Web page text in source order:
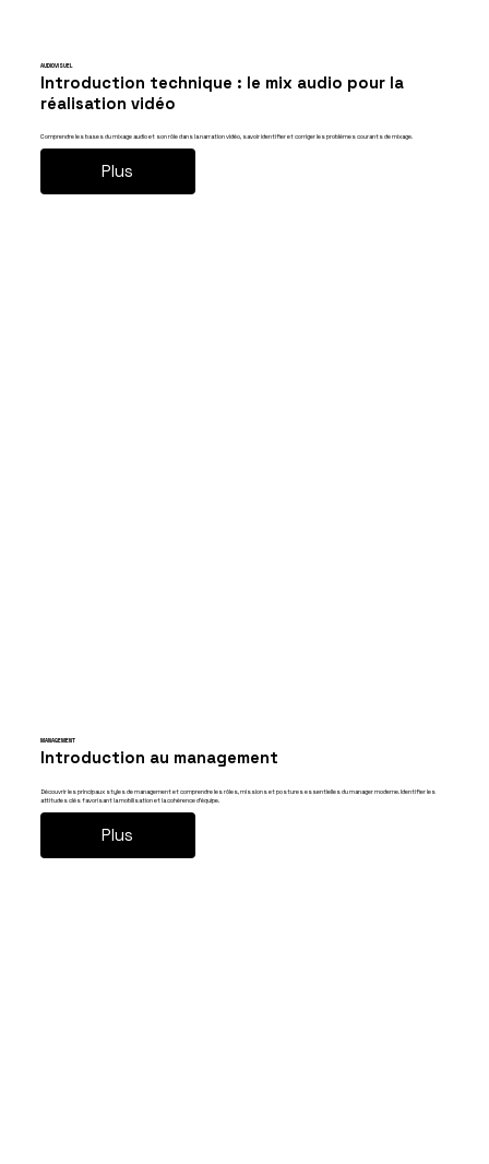
AUDIOVISUEL
Introduction technique : le mix audio pour la
réalisation vidéo
Comprendre les bases du mixage audio et son rôle dans la narration vidéo, savoir identifier et corriger les problèmes courants de mixage.
Plus
MANAGEMENT
Introduction au management
Découvrir les principaux styles de management et comprendre les rôles, missions et postures essentielles du manager moderne. Identifier les
attitudes clés favorisant la mobilisation et la cohérence d’équipe.
Plus